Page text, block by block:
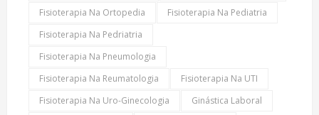
Fisioterapia Na Ortopedia
Fisioterapia Na Pediatria
Fisioterapia Na Pedriatria
Fisioterapia Na Pneumologia
Fisioterapia Na Reumatologia
Fisioterapia Na UTI
Fisioterapia Na Uro-Ginecologia
Ginástica Laboral